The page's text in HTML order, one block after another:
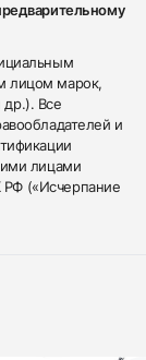
лицом марок,
др.). Все
и
лицами
РФ («Исчерпание